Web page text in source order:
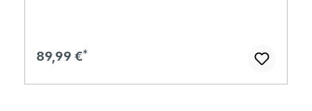
Regulärer Preis:
89,99 €